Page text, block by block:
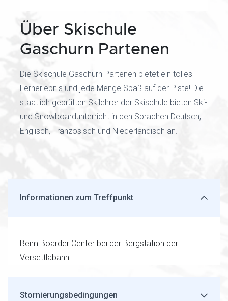
Über Skischule
Gaschurn Partenen
Die Skischule Gaschurn Partenen bietet ein tolles
Lernerlebnis und jede Menge Spaß auf der Piste! Die
staatlich geprüften Skilehrer der Skischule bieten Ski-
und Snowboardunterricht in den Sprachen Deutsch,
Englisch, Französisch und Niederländisch an.
Informationen zum Treffpunkt
Beim Boarder Center bei der Bergstation der
Versettlabahn.
Stornierungsbedingungen